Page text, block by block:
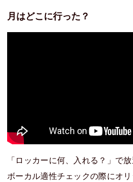
月はどこに行った？
「ロッカーに何、入れる？」で
ボーカル適性チェックの際にオ